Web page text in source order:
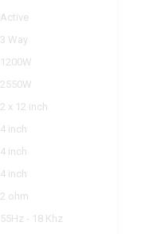
Active
3 Way
1200W
2550W
2 x 12 inch
4 inch
4 inch
4 inch
2 ohm
55Hz - 18 Khz